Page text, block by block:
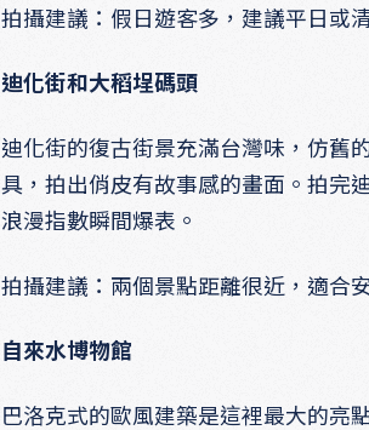
拍攝建議：假日遊客多，建議平日或
迪化街和大稻埕碼頭
迪化街的復古街景充滿台灣味，仿舊
具，拍出俏皮有故事感的畫面。拍完
浪漫指數瞬間爆表。
拍攝建議：兩個景點距離很近，適合
自來水博物館
巴洛克式的歐風建築是這裡最大的亮